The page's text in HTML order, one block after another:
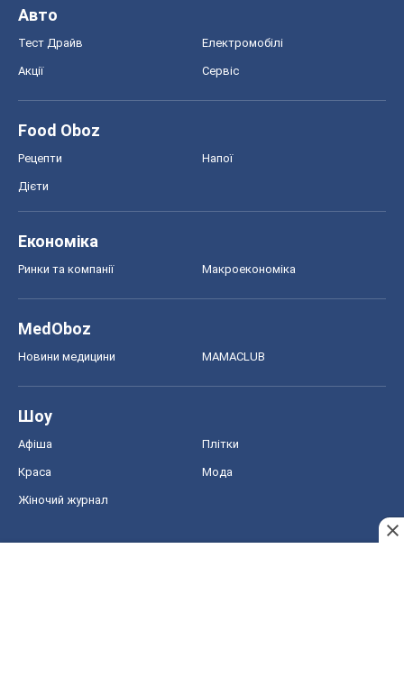
Авто
Тест Драйв Електромобілі
Акції Сервіс
Food Oboz
Рецепти Напої
Дієти
Економіка
Ринки та компанії Макроекономіка
MedOboz
Новини медицини MAMACLUB
Шоу
Афіша Плітки
Краса Мода
Жіночий журнал